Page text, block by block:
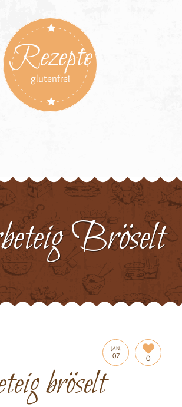
Rezepte
glutenfrei
Bröselt
JAN.
07 0
bröselt